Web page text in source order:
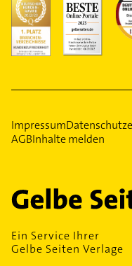
Impressum
AGBInhalte melden
Ein Service Ihrer
Gelbe Seiten Verlage